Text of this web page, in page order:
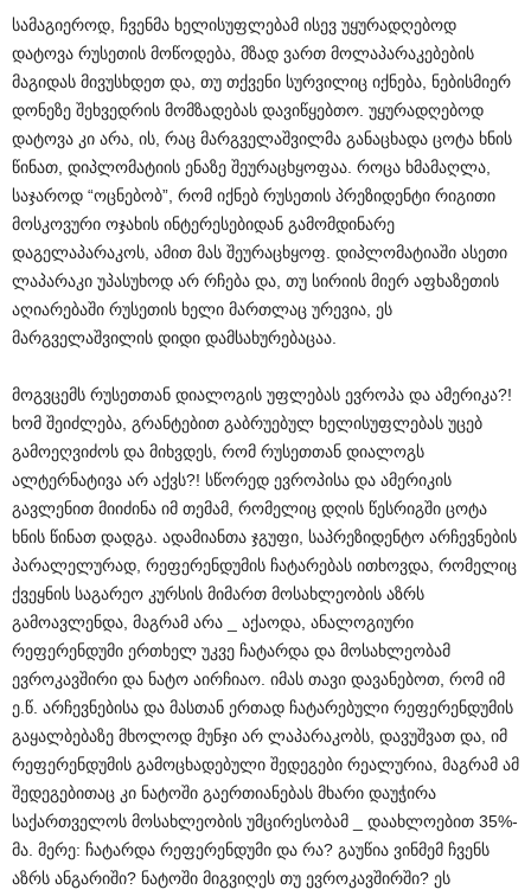
სამაგიეროდ, ჩვენმა ხელისუფლებამ ისევ უყურადღებოდ
დატოვა რუსეთის მოწოდება, მზად ვართ მოლაპარაკებების
მაგიდას მივუსხდეთ და, თუ თქვენი სურვილიც იქნება, ნებისმიერ
დონეზე შეხვედრის მომზადებას დავიწყებთო. უყურადღებოდ
დატოვა კი არა, ის, რაც მარგველაშვილმა განაცხადა ცოტა ხნის
წინათ, დიპლომატიის ენაზე შეურაცხყოფაა. როცა ხმამაღლა,
საჯაროდ “ოცნებობ”, რომ იქნებ რუსეთის პრეზიდენტი რიგითი
მოსკოვური ოჯახის ინტერესებიდან გამომდინარე
დაგელაპარაკოს, ამით მას შეურაცხყოფ. დიპლომატიაში ასეთი
ლაპარაკი უპასუხოდ არ რჩება და, თუ სირიის მიერ აფხაზეთის
აღიარებაში რუსეთის ხელი მართლაც ურევია, ეს
მარგველაშვილის დიდი დამსახურებაცაა.
მოგვცემს რუსეთთან დიალოგის უფლებას ევროპა და ამერიკა?!
ხომ შეიძლება, გრანტებით გაბრუებულ ხელისუფლებას უცებ
გამოეღვიძოს და მიხვდეს, რომ რუსეთთან დიალოგს
ალტერნატივა არ აქვს?! სწორედ ევროპისა და ამერიკის
გავლენით მიიძინა იმ თემამ, რომელიც დღის წესრიგში ცოტა
ხნის წინათ დადგა. ადამიანთა ჯგუფი, საპრეზიდენტო არჩევნების
პარალელურად, რეფერენდუმის ჩატარებას ითხოვდა, რომელიც
ქვეყნის საგარეო კურსის მიმართ მოსახლეობის აზრს
გამოავლენდა, მაგრამ არა _ აქაოდა, ანალოგიური
რეფერენდუმი ერთხელ უკვე ჩატარდა და მოსახლეობამ
ევროკავშირი და ნატო აირჩიაო. იმას თავი დავანებოთ, რომ იმ
ე.წ. არჩევნებისა და მასთან ერთად ჩატარებული რეფერენდუმის
გაყალბებაზე მხოლოდ მუნჯი არ ლაპარაკობს, დავუშვათ და, იმ
რეფერენდუმის გამოცხადებული შედეგები რეალურია, მაგრამ ამ
შედეგებითაც კი ნატოში გაერთიანებას მხარი დაუჭირა
საქართველოს მოსახლეობის უმცირესობამ _ დაახლოებით 35%-
მა. მერე: ჩატარდა რეფერენდუმი და რა? გაუწია ვინმემ ჩვენს
აზრს ანგარიში? ნატოში მიგვიღეს თუ ევროკავშირში? ეს